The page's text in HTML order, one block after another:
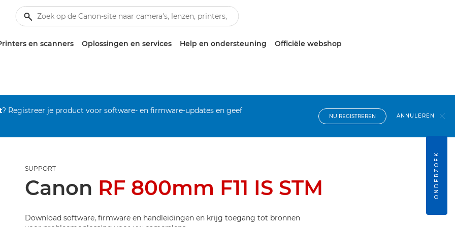
en scanners Oplossingen en services Help en ondersteuning Officiële webshop
? Registreer je product voor software- en firmware-updates en geef
NU REGISTREREN ANNULEREN
SUPPORT
Canon RF 800mm F11 IS STM
Download software, firmware en handleidingen en krijg toegang tot bronnen
ONDERZOEK